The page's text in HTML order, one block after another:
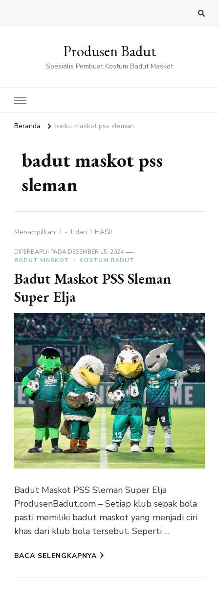
Produsen Badut
Spesialis Pembuat Kostum Badut Maskot
Beranda badut maskot pss sleman
badut maskot pss
sleman
Menampilkan: 1 - 1 dari 1 HASIL
DIPERBARUI PADA DESEMBER 15, 2024
BADUT MASKOT
KOSTUM BADUT
Badut Maskot PSS Sleman
Super Elja
Badut Maskot PSS Sleman Super Elja
ProdusenBadut.com – Setiap klub sepak bola
pasti memiliki badut maskot yang menjadi ciri
khas dari klub bola tersebut. Seperti …
BACA SELENGKAPNYA